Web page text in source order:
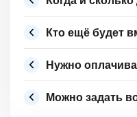
Кто ещё будет
Нужно
Можно задать